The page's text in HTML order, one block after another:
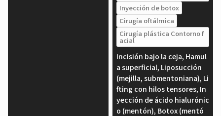
Inyección de botox
Cirugía oftálmica
Cirugía plástica Contorno f
acial
Incisión bajo la ceja, Hamul
a superficial, Liposucción
(mejilla, submentoniana), Li
fting con hilos tensores, In
yección de ácido hialurónic
o (mentón), Botox (mentó